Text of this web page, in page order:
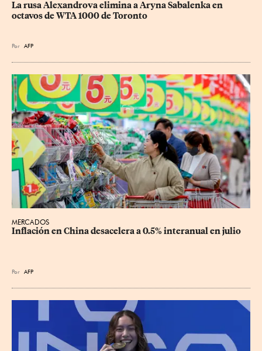
La rusa Alexandrova elimina a Aryna Sabalenka en
octavos de WTA 1000 de Toronto
Por AFP
MERCADOS
Inflación en China desacelera a 0.5% interanual en julio
Por AFP